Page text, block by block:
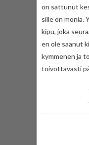
on sattunut
sille on monia.
kipu, joka
en ole saanut
kymmenen ja
toivottavasti